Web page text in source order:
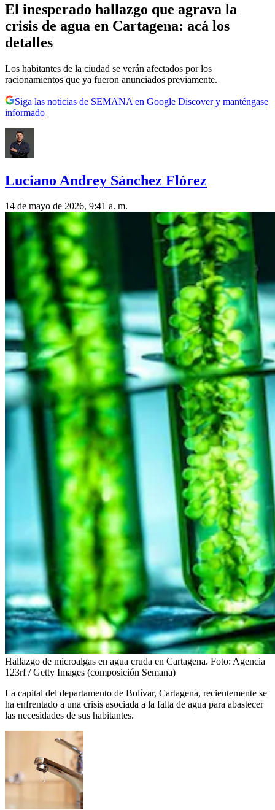
El inesperado hallazgo que agrava la
crisis de agua en Cartagena: acá los
detalles
Los habitantes de la ciudad se verán afectados por los
racionamientos que ya fueron anunciados previamente.
Siga las noticias de SEMANA en Google Discover y manténgase
informado
Luciano Andrey Sánchez Flórez
14 de mayo de 2026, 9:41 a. m.
Hallazgo de microalgas en agua cruda en Cartagena. Foto: Agencia
123rf / Getty Images (composición Semana)
La capital del departamento de Bolívar, Cartagena, recientemente se
ha enfrentado a una crisis asociada a la falta de agua para abastecer
las necesidades de sus habitantes.